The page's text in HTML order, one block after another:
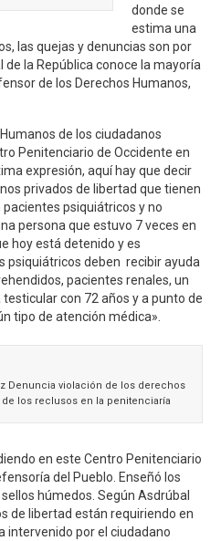
donde se
estima una
las quejas y denuncias son por
de la República conoce la mayoría
de los Derechos Humanos,
de los ciudadanos
Penitenciario de Occidente en
expresión, aquí hay que decir
privados de libertad que tienen
psiquiátricos y no
persona que estuvo 7 veces en
hoy está detenido y es
psiquiátricos deben recibir ayuda
pacientes renales, un
con 72 años y a punto de
tipo de atención médica».
Denuncia violación de los derechos
los reclusos en la penitenciaría
en este Centro Penitenciario
del Pueblo. Enseñó los
húmedos. Según Asdrúbal
de libertad están requiriendo en
intervenido por el ciudadano